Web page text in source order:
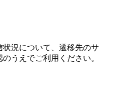
況について、遷移先のサ
うえでご利用ください。